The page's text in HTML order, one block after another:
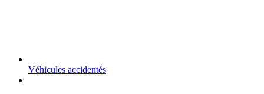
Véhicules accidentés